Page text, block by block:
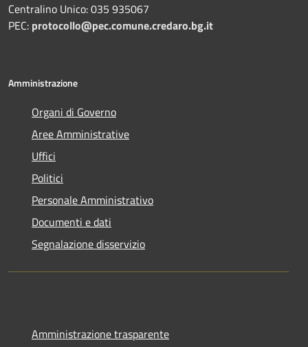
Centralino Unico: 035 935067
PEC: protocollo@pec.comune.credaro.bg.it
Amministrazione
Organi di Governo
Aree Amministrative
Uffici
Politici
Personale Amministrativo
Documenti e dati
Segnalazione disservizio
Amministrazione trasparente